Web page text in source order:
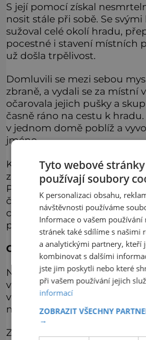
S její pomocí získal
nosit stále při sobě. Se
sužoval celé okolí hradu,
pocestné i stavení místních
už došla trpělivost.
Domluvili se mezi sebou
zbraně, a vydali se za místní
očarovala jejich pušky a
časně ráno na cestu k hradu.
v jednom domě poblíž a
jméno.
Když se rozespalý čaroděj
zasáhlo jej hned několik kulí
Protože neměl u sebe po
čarovnou slípku, byl namístě
chvíle bloudí jeho duch po
po své slepici, aby jej vrátila k
Co dělali na hradě nacisté
Nejen lidové legendy, ale i
v posledních letech utvrzují
v tom, že podzemí hradu je
než by se mohlo zdát.
Za druhé světové války hrad
Tyto webové stránky
používají soubory
K personalizaci obsahu,
návštěvnosti používáme
Informace o vašem používání
stránek také sdílíme s našimi
a analytickými partnery, kteří
kombinovat s dalšími
jste jim poskytli nebo které
při vašem používání jejich
informací
ZOBRAZIT VŠECHNY
→